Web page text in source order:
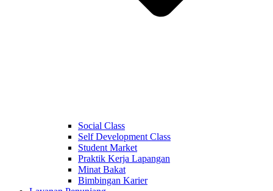
Social Class
Self Development Class
Student Market
Praktik Kerja Lapangan
Minat Bakat
Bimbingan Karier